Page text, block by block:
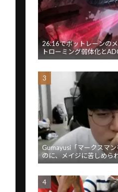
26.16でボットレーンの
トローミング弱体化と
Gumayusi「マークスマ
のに、メイジに苦しめら
タに苦言